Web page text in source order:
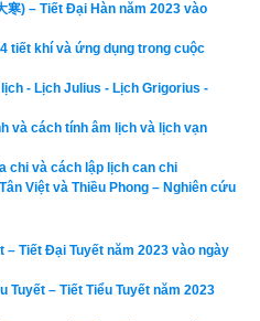
lý trí, nên đức của nước là
liêm khiết trong sạch. Mỗi một
tuổi, đầy đủ kinh nghiệm biết
của nước là Trí, nên kêu là đức
bị thủy khắc cho nên hỏa bị
Thủy sinh Mộc nên Mộc
Hư, còn Thổ khắc Thủy nên
suy bại vào mùa đông.
寒) – Tiết Đại Hàn năm 2023 vào
tiết khí và ứng dụng trong cuộc
- Lịch Julius - Lịch Grigorius -
và cách tính âm lịch và lịch vạn
chi và cách lập lịch can chi
Việt và Thiều Phong – Nghiên cứu
– Tiết Đại Tuyết năm 2023 vào ngày
Tuyết – Tiết Tiểu Tuyết năm 2023